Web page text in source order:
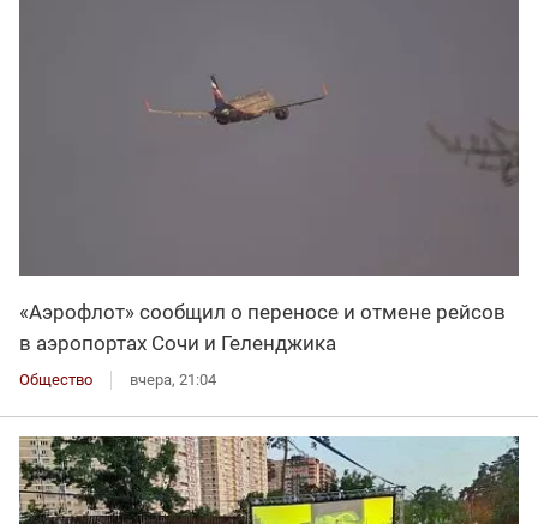
«Аэрофлот» сообщил о переносе и отмене рейсов
в аэропортах Сочи и Геленджика
Общество вчера, 21:04